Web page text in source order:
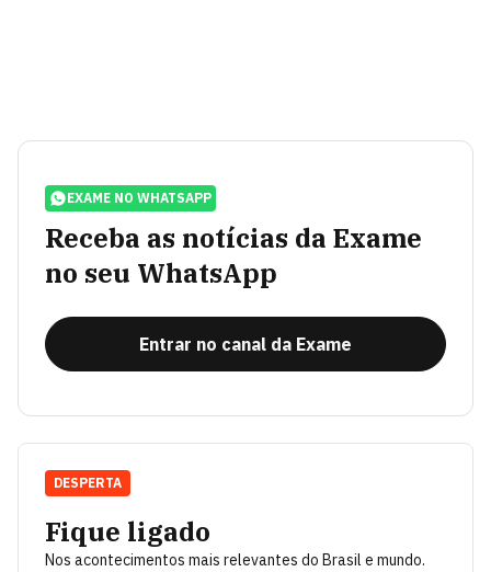
EXAME NO WHATSAPP
Receba as notícias da Exame
no seu WhatsApp
Entrar no canal da Exame
Fique ligado
Nos acontecimentos mais relevantes do Brasil e mundo.
DESPERTA